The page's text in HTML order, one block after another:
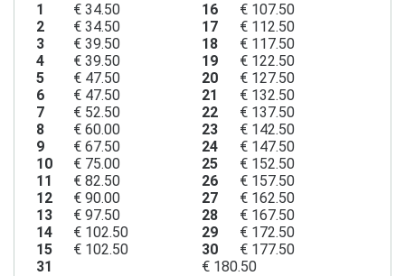
1 € 34.50 16
€ 107.50
2
€ 34.50 17
€ 112.50
3
€ 39.50 18
€ 117.50
4
€ 39.50 19
€ 122.50
5
€ 47.50 20
€ 127.50
6
€ 47.50 21
€ 132.50
7
€ 52.50 22
€ 137.50
8
€ 60.00 23
€ 142.50
9
€ 67.50 24
€ 147.50
10
€ 75.00 25
€ 152.50
11
€ 82.50 26
€ 157.50
12
€ 90.00 27
€ 162.50
13
€ 97.50 28
€ 167.50
14
€ 102.50 29
€ 172.50
15
€ 102.50 30
€ 177.50
31
€ 180.50